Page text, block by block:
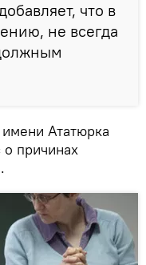
что в
не всегда
Ататюрка
о причинах